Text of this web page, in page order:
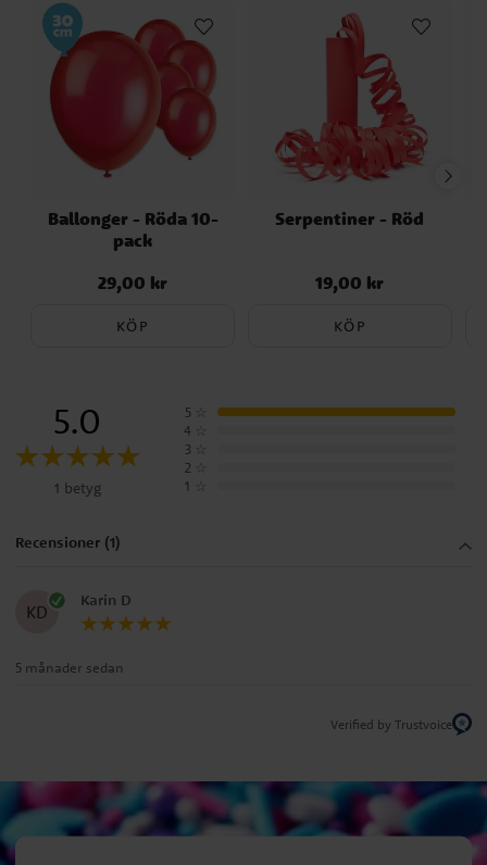
Ballonger - Röda 10-
pack
Pris:29,00 kr
29,00 kr
KÖP
Serpentiner - Röd
Pris:19,00 kr
19,00 kr
KÖP
5.0
1 betyg
5
4
3
2
1
Recensioner (1)
KD
Karin D
5 månader sedan
Verified by Trustvoice